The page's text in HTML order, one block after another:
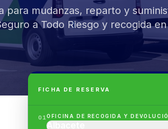
para mudanzas, reparto y
a Todo Riesgo y recogida
FICHA DE RESERVA
01OFICINA DE RECOGIDA Y
Albacete